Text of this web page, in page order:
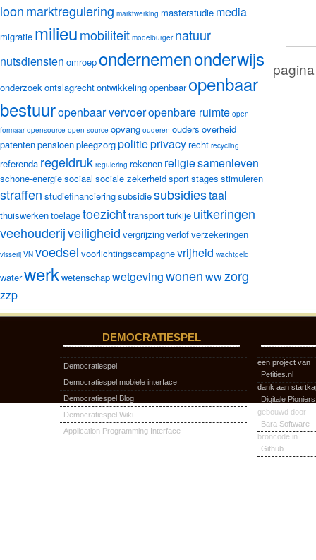
loonmarktregulering marktwerking masterstudie media
migratie milieumobiliteit modelburger natuur
nutsdiensten omroepondernemenonderwijs
onderzoekontslagrechtontwikkelingopenbaaropenbaar
bestuuropenbaar vervoeropenbare ruimte open
formaar opensource open source opvang ouderen ouders overheid
patentenpensioenpleegzorgpolitieprivacy recht recycling
referenda regeldruk regulering rekenen religiesamenleven
schone-energiesociaal sociale zekerheidsportstages stimuleren
straffen studiefinancieringsubsidiesubsidiestaal
thuiswerkentoelagetoezichttransportturkije uitkeringen
veehouderijveiligheid vergrijzingverlofverzekeringen
visserij VN voedsel voorlichtingscampagnevrijheid wachtgeld
waterwerkwetenschapwetgevingwonenwwzorg
zzp
DEMOCRATIESPEL
Democratiespel
Democratiespel mobiele interface
Democratiespel Blog
Democratiespel Wiki
Application Programming Interface
een project van
Petities.nl
dank aan
Digitale Pioniers
gebouwd door
Bara Software
broncode in
Github